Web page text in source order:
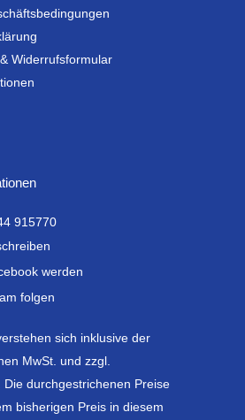
Widerrufsformular
915770
werden
folgen
sich inklusive der
MwSt. und zzgl.
Die durchgestrichenen Preise
bisherigen Preis in diesem